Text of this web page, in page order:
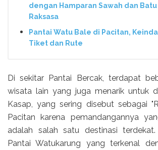
dengan Hamparan Sawah dan
Raksasa
Pantai Watu Bale di Pacitan,
Tiket dan Rute
Di sekitar Pantai Bercak, terdapat
wisata lain yang juga menarik untuk
Kasap, yang sering disebut sebagai
Pacitan karena pemandangannya
adalah salah satu destinasi
Pantai Watukarung yang terkenal